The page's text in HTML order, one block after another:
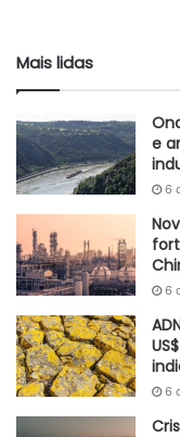
ações dos
entre a Novonor e a
preferência e tag
mostrado cautelosa
levantando
Petrobras comprar
A Novonor já
de 50,1% na
petroquímico no
com 47%, e o
possível conversão
Mais lidas
e
6
6
6